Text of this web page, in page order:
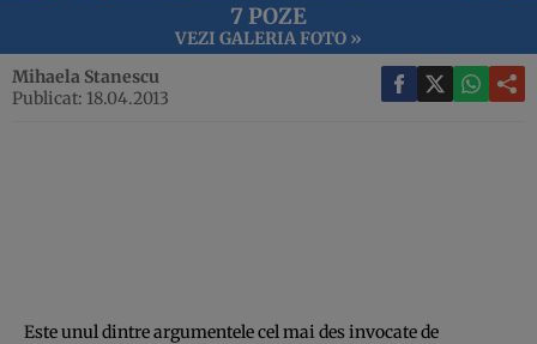
7 POZE
VEZI GALERIA FOTO »
Mihaela Stanescu
Publicat: 18.04.2013
Este unul dintre argumentele cel mai des invocate de